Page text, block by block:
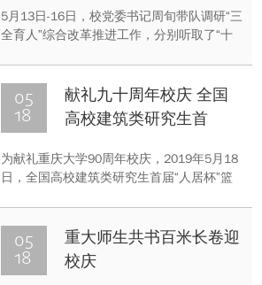
5月13日-16日，校党委书记周旬带队调研“三
全育人”综合改革推进工作，分别听取了“十
对下一阶段的综合改革工作进行了动员部
署。
05
18
献礼九十周年校庆 全国
高校建筑类研究生首
举行
为献礼重庆大学90周年校庆，2019年5月18
日，全国高校建筑类研究生首届“人居杯”篮
环境学刊》主办，中国建筑学会学生工作委
员会、中国城市规划学会编辑出版工作委员
会和中国建筑学会建筑传媒学术委员会指
05
18
重大师生共书百米长卷迎
校庆